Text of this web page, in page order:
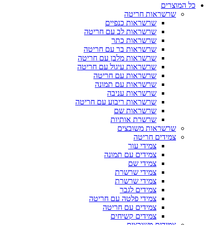
כל המוצרים
שרשראות חריטה
שרשראות כנפיים
שרשראות לב עם חריטה
שרשראות כתר
שרשראות בר עם חריטה
שרשראות מלבן עם חריטה
שרשראות עיגול עם חריטה
שרשראות עם חריטה
שרשראות עם תמונה
שרשראות עניבה
שרשראות ריבוע עם חריטה
שרשראות שם
שרשרת אותיות
שרשראות משובצים
צמידים חריטה
צמידי עור
צמידים עם תמונה
צמידי שם
צמידי שרשרת
צמידי שרשרת
צמידים לגבר
צמידי פלטה עם חריטה
צמידים עם חריטה
צמידים קשיחים